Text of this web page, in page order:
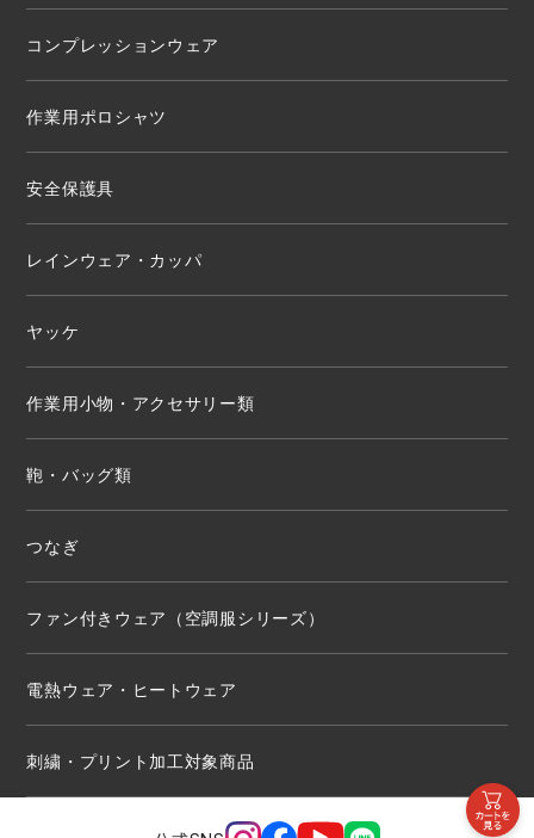
コンプレッションウェア
作業用ポロシャツ
安全保護具
レインウェア・カッパ
ヤッケ
作業用小物・アクセサリー類
鞄・バッグ類
つなぎ
ファン付きウェア（空調服シリーズ）
電熱ウェア・ヒートウェア
刺繍・プリント加工対象商品